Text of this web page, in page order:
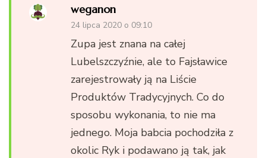
weganon
24 lipca 2020 o 09:10
Zupa jest znana na całej
Lubelszczyźnie, ale to Fajsławice
zarejestrowały ją na Liście
Produktów Tradycyjnych. Co do
sposobu wykonania, to nie ma
jednego. Moja babcia pochodziła z
okolic Ryk i podawano ją tak, jak